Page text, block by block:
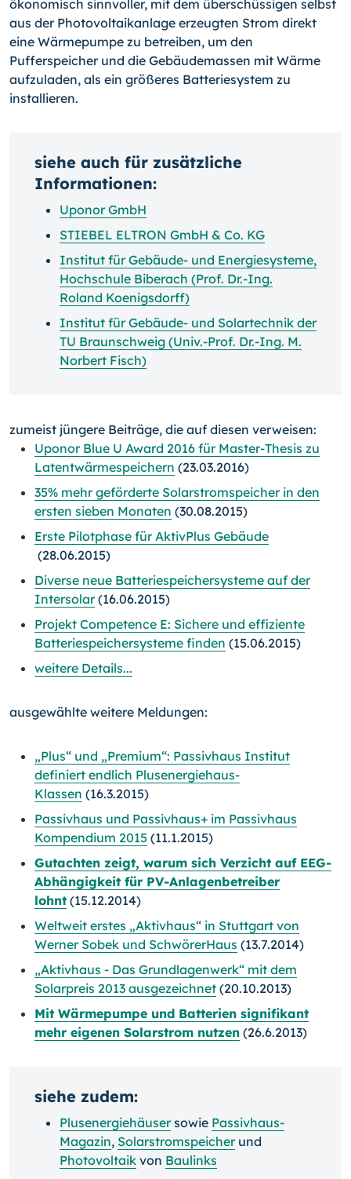
ökonomisch sinnvoller, mit dem überschüssi­gen selbst
aus der Photovoltaikanlage erzeugten Strom direkt
eine Wärmepumpe zu betreiben, um den
Pufferspeicher und die Gebäudemassen mit Wärme
aufzuladen, als ein größeres Batteriesystem zu
installieren.
siehe auch für zusätzliche
Informationen:
Uponor GmbH
STIEBEL ELTRON GmbH & Co. KG
Institut für Gebäude- und Energiesysteme,
Hochschule Biberach (Prof. Dr.-Ing.
Roland Koenigsdorff)
Institut für Gebäude- und Solartechnik der
TU Braunschweig (Univ.-Prof. Dr.-Ing. M.
Norbert Fisch)
zumeist jüngere Beiträge, die auf diesen verweisen:
Uponor Blue U Award 2016 für Master-Thesis zu
Latentwärmespeichern (23.03.2016)
35% mehr geförderte Solarstromspeicher in den
ersten sieben Monaten (30.08.2015)
Erste Pilotphase für AktivPlus Gebäude
(28.06.2015)
Diverse neue Batteriespeichersysteme auf der
Intersolar(16.06.2015)
Projekt Competence E: Sichere und effiziente
Batterie­speicher­systeme finden (15.06.2015)
weitere Details...
ausgewählte weitere Meldungen:
„Plus“ und „Premium“: Passivhaus Institut
definiert endlich Plusenergiehaus-
Klassen (16.3.2015)
Passivhaus und Passivhaus+ im Passivhaus
Kompendium 2015 (11.1.2015)
Gutachten zeigt, warum sich Verzicht auf EEG-
Abhängigkeit für PV-Anlagenbetreiber
lohnt (15.12.2014)
Weltweit erstes „Aktivhaus“ in Stuttgart von
Werner Sobek und SchwörerHaus (13.7.2014)
„Aktivhaus - Das Grundlagenwerk“ mit dem
Solarpreis 2013 ausgezeichnet (20.10.2013)
Mit Wärmepumpe und Batterien signifikant
mehr eigenen Solarstrom nutzen (26.6.2013)
siehe zudem:
Plusenergiehäusersowie Passivhaus-
Magazin, Solarstromspeicherund
Photovoltaik von Baulinks